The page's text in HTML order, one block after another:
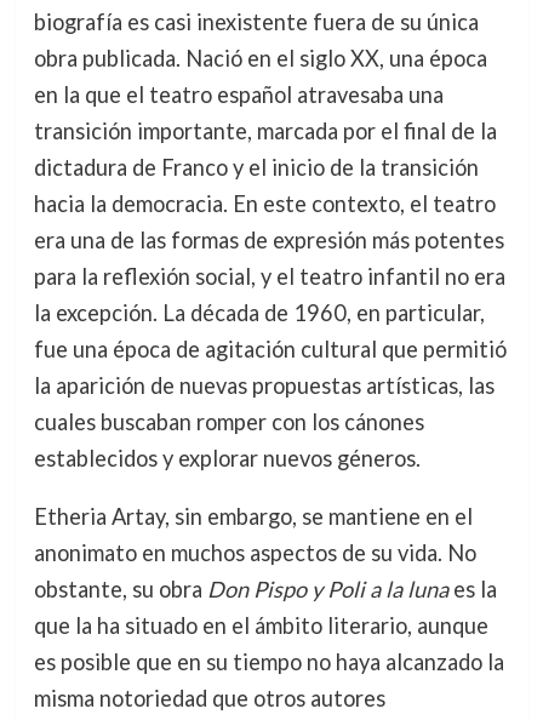
biografía es casi inexistente fuera de su única
obra publicada. Nació en el siglo XX, una época
en la que el teatro español atravesaba una
transición importante, marcada por el final de la
dictadura de Franco y el inicio de la transición
hacia la democracia. En este contexto, el teatro
era una de las formas de expresión más potentes
para la reflexión social, y el teatro infantil no era
la excepción. La década de 1960, en particular,
fue una época de agitación cultural que permitió
la aparición de nuevas propuestas artísticas, las
cuales buscaban romper con los cánones
establecidos y explorar nuevos géneros.
Etheria Artay, sin embargo, se mantiene en el
anonimato en muchos aspectos de su vida. No
obstante, su obra Don Pispo y Poli a la lunaes la
que la ha situado en el ámbito literario, aunque
es posible que en su tiempo no haya alcanzado la
misma notoriedad que otros autores